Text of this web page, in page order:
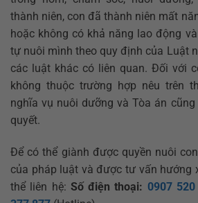
thành niên, con đã thành niên mất
hoặc không có khả năng lao động
tự nuôi mình theo quy định của Luật
các luật khác có liên quan. Đối với
không thuộc trường hợp nêu trên
nghĩa vụ nuôi dưỡng và Tòa án
quyết.
Để có thể giành được quyền nuôi
của pháp luật và được tư vấn hướng
thể liên hệ: Số điện thoại: 0907